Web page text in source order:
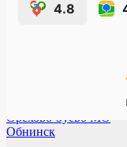
Норильск
Орехово-Зуево МО
Обнинск
4.8